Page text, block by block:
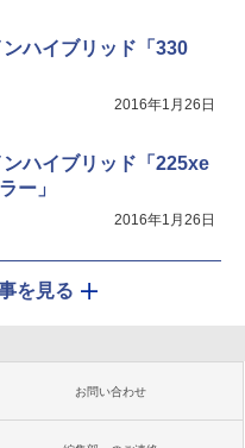
ハイブリッド「330
2016年1月26日
ハイブリッド「225xe
ー」
2016年1月26日
を見る
お問い合わせ